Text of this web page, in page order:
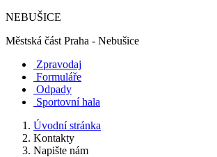
NEBUŠICE
Městská část Praha - Nebušice
Zpravodaj
Formuláře
Odpady
Sportovní hala
Úvodní stránka
Kontakty
Napište nám